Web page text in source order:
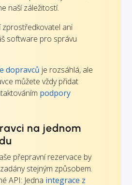
naší záležitostí.
zprostředkovatel ani
software pro správu
dopravců je rozsáhlá, ale
můžete vždy přidat
podpory
na jednom
přepravní rezervace by
stejným způsobem.
API: Jedna integrace z